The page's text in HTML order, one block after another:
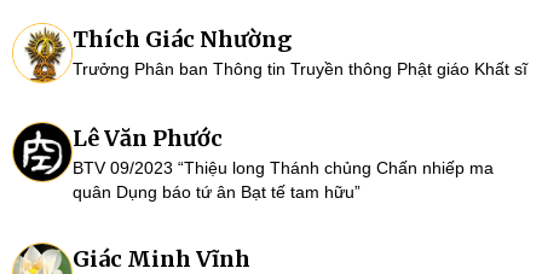
Thích Giác Nhường
Trưởng Phân ban Thông tin Truyền thông Phật giáo Khất sĩ
Lê Văn Phước
BTV 09/2023 “Thiệu long Thánh chủng Chấn nhiếp ma
quân Dụng báo tứ ân Bạt tế tam hữu”
Giác Minh Vĩnh